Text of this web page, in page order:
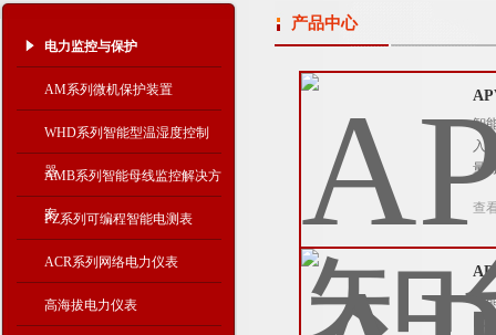
电力监控与保护
AM系列微机保护装置
WHD系列智能型温湿度控制
器
AMB系列智能母线监控解决方
案
PZ系列可编程智能电测表
ACR系列网络电力仪表
高海拔电力仪表
产品中心
智
入
量
查
智